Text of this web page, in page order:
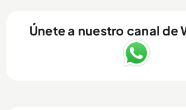
Únete a nuestro canal de